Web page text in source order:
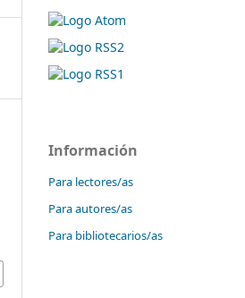
Información
Para lectores/as
Para autores/as
Para bibliotecarios/as